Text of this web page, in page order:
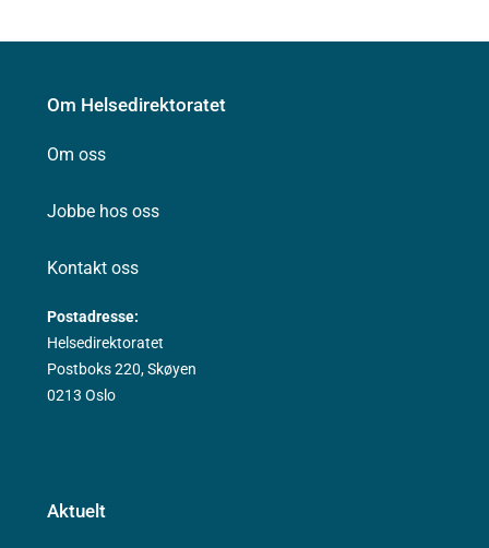
Om Helsedirektoratet
Om oss
Jobbe hos oss
Kontakt oss
Postadresse:
Helsedirektoratet
Postboks 220, Skøyen
0213 Oslo
Aktuelt